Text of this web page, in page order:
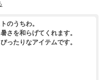
のうちわ。
さを和らげてくれます。
ったりなアイテムです。